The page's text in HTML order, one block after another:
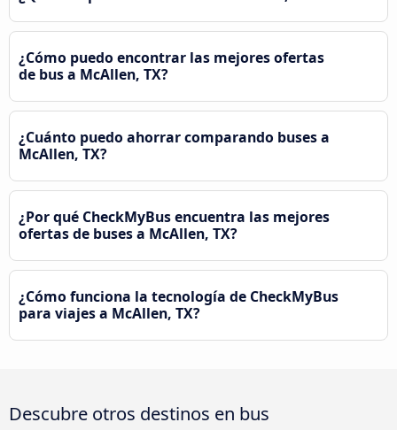
¿Cómo puedo encontrar las mejores ofertas
de bus a McAllen, TX?
¿Cuánto puedo ahorrar comparando buses a
McAllen, TX?
¿Por qué CheckMyBus encuentra las mejores
ofertas de buses a McAllen, TX?
¿Cómo funciona la tecnología de CheckMyBus
para viajes a McAllen, TX?
Descubre otros destinos en bus